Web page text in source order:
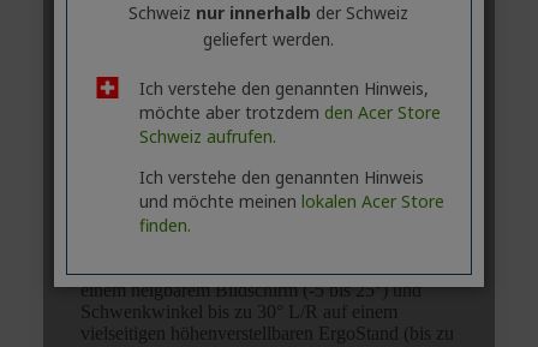
Schweiz nur innerhalb der Schweiz
geliefert werden.
Ich verstehe den genannten Hinweis,
möchte aber trotzdem den Acer Store
Schweiz aufrufen.
Ich verstehe den genannten Hinweis
und möchte meinen lokalen Acer Store
finden.